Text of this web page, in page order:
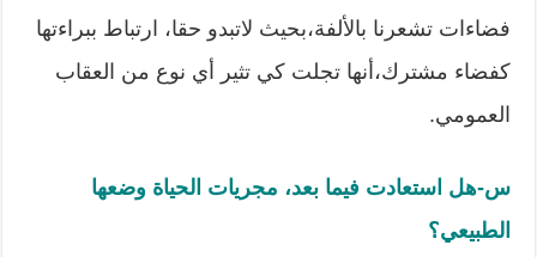
فضاءات تشعرنا بالألفة،بحيث لاتبدو حقا، ارتباط ببراءتها
كفضاء مشترك،أنها تجلت كي تثير أي نوع من العقاب
العمومي.
س-هل استعادت فيما بعد، مجريات الحياة وضعها
الطبيعي؟